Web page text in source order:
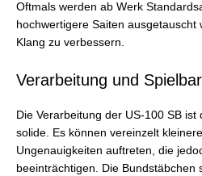
Oftmals werden ab Werk
hochwertigere Saiten ausgetauscht
Klang zu verbessern.
Verarbeitung und
Die Verarbeitung der US-100 SB ist
solide. Es können vereinzelt
Ungenauigkeiten auftreten, die
beeinträchtigen. Die Bundstäbchen